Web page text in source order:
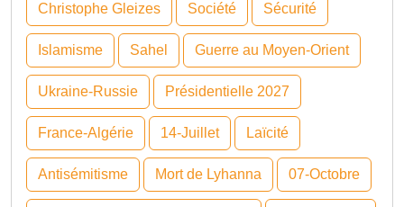
Christophe Gleizes Société Sécurité
Islamisme Sahel Guerre au Moyen-Orient
Ukraine-Russie Présidentielle 2027
France-Algérie 14-Juillet Laïcité
Antisémitisme Mort de Lyhanna 07-Octobre